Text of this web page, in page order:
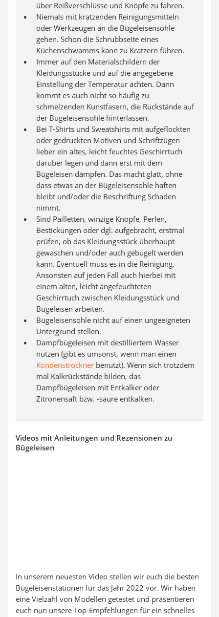
über Reißverschlüsse und Knöpfe zu fahren.
Niemals mit kratzenden Reinigungsmitteln
oder Werkzeugen an die Bügeleisensohle
gehen. Schon die Schrubbseite eines
Küchenschwamms kann zu Kratzern führen.
Immer auf den Materialschildern der
Kleidungsstücke und auf die angegebene
Einstellung der Temperatur achten. Dann
kommt es auch nicht so häufig zu
schmelzenden Kunstfasern, die Rückstände auf
der Bügeleisensohle hinterlassen.
Bei T-Shirts und Sweatshirts mit aufgeflockten
oder gedruckten Motiven und Schriftzügen
lieber ein altes, leicht feuchtes Geschirrtuch
darüber legen und dann erst mit dem
Bügeleisen dämpfen. Das macht glatt, ohne
dass etwas an der Bügeleisensohle haften
bleibt und/oder die Beschriftung Schaden
nimmt.
Sind Pailletten, winzige Knöpfe, Perlen,
Bestickungen oder dgl. aufgebracht, erstmal
prüfen, ob das Kleidungsstück überhaupt
gewaschen und/oder auch gebügelt werden
kann. Eventuell muss es in die Reinigung.
Ansonsten auf jeden Fall auch hierbei mit
einem alten, leicht angefeuchteten
Geschirrtuch zwischen Kleidungsstück und
Bügeleisen arbeiten.
Bügeleisensohle nicht auf einen ungeeigneten
Untergrund stellen.
Dampfbügeleisen mit destilliertem Wasser
nutzen (gibt es umsonst, wenn man einen
Kondenstrockner benutzt). Wenn sich trotzdem
mal Kalkrückstände bilden, das
Dampfbügeleisen mit Entkalker oder
Zitronensaft bzw. -säure entkalken.
Videos mit Anleitungen und Rezensionen zu
Bügeleisen
In unserem neuesten Video stellen wir euch die besten
Bügeleisenstationen für das Jahr 2022 vor. Wir haben
eine Vielzahl von Modellen getestet und präsentieren
euch nun unsere Top-Empfehlungen für ein schnelles